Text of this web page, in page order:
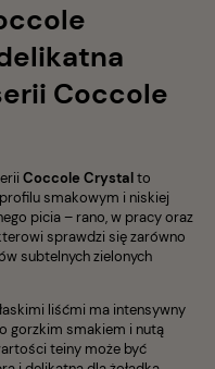
Coccole
Coccole Crystalto
smakowym i niskiej
picia – rano, w pracy oraz
sprawdzi się zarówno
subtelnych zielonych
liśćmi ma intensywny
gorzkim smakiem i nutą
teiny może być